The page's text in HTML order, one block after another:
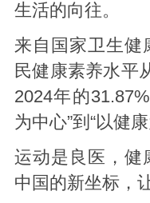
生活的向往。
来自国家卫生健
民健康素养水平
2024年的
为中心”到“以健
运动是良医，健
中国的新坐标，